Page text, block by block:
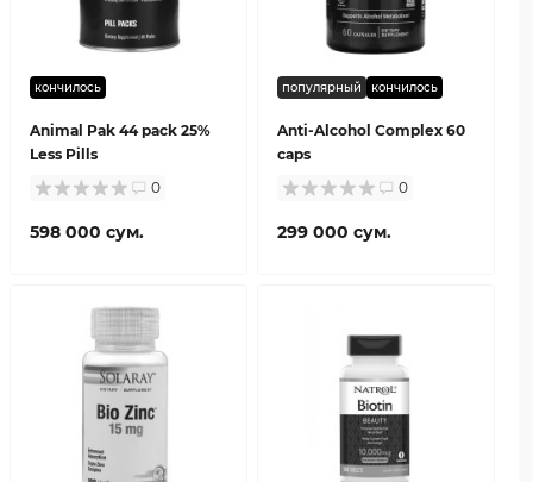
кончилось
Animal Pak 44 pack 25%
Less Pills
0
598 000 сум.
популярный кончилось
Anti-Alcohol Complex 60
caps
0
299 000 сум.